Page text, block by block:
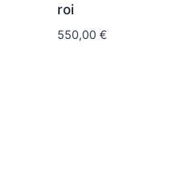
roi
550,00€